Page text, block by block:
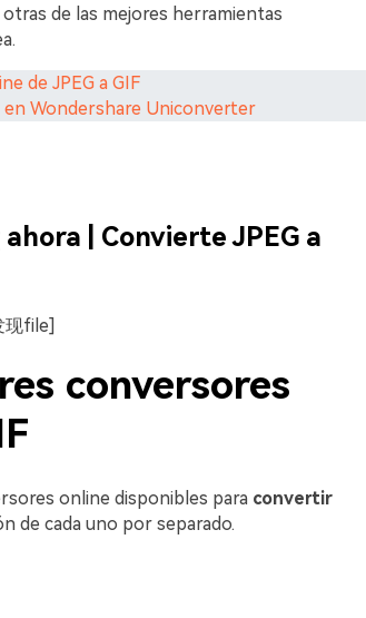
de las mejores herramientas
de JPEG a GIF
en Wondershare Uniconverter
ahora | Convierte JPEG a
现file]
conversores
online disponibles para convertir
de cada uno por separado.